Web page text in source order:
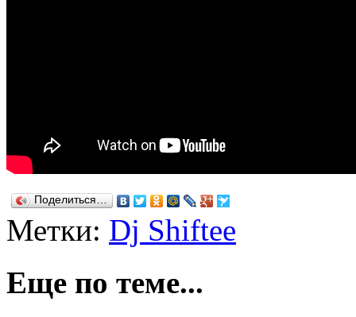
Поделиться…
Метки: Dj Shiftee
Еще по теме...